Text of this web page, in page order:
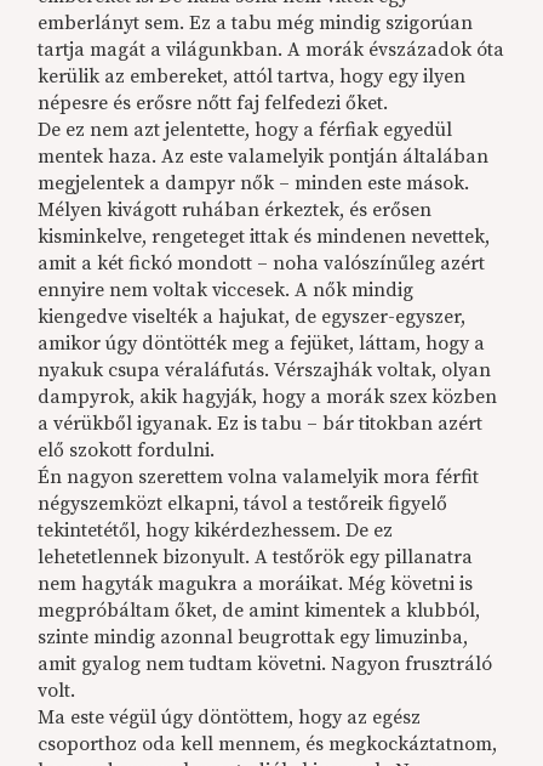
emberlányt sem. Ez a tabu még mindig szigorúan
tartja magát a világunkban. A morák évszázadok óta
kerülik az embereket, attól tartva, hogy egy ilyen
népesre és erősre nőtt faj felfedezi őket.
De ez nem azt jelentette, hogy a férfiak egyedül
mentek haza. Az este valamelyik pontján általában
megjelentek a dampyr nők – minden este mások.
Mélyen kivágott ruhában érkeztek, és erősen
kisminkelve, rengeteget ittak és mindenen nevettek,
amit a két fickó mondott – noha valószínűleg azért
ennyire nem voltak viccesek. A nők mindig
kiengedve viselték a hajukat, de egyszer-egyszer,
amikor úgy döntötték meg a fejüket, láttam, hogy a
nyakuk csupa véraláfutás. Vérszajhák voltak, olyan
dampyrok, akik hagyják, hogy a morák szex közben
a vérükből igyanak. Ez is tabu – bár titokban azért
elő szokott fordulni.
Én nagyon szerettem volna valamelyik mora férfit
négyszemközt elkapni, távol a testőreik figyelő
tekintetétől, hogy kikérdezhessem. De ez
lehetetlennek bizonyult. A testőrök egy pillanatra
nem hagyták magukra a moráikat. Még követni is
megpróbáltam őket, de amint kimentek a klubból,
szinte mindig azonnal beugrottak egy limuzinba,
amit gyalog nem tudtam követni. Nagyon frusztráló
volt.
Ma este végül úgy döntöttem, hogy az egész
csoporthoz oda kell mennem, és megkockáztatnom,